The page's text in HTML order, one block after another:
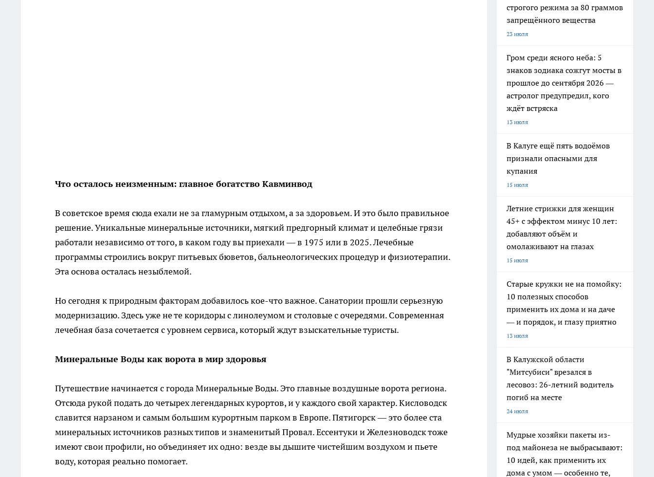
Что осталось неизменным: главное богатство Кавминвод
В советское время сюда ехали не за гламурным отдыхом, а за здоровьем. И это было правильное
решение. Уникальные минеральные источники, мягкий предгорный климат и целебные грязи
работали независимо от того, в каком году вы приехали — в 1975 или в 2025. Лечебные
программы строились вокруг питьевых бюветов, бальнеологических процедур и физиотерапии.
Эта основа осталась незыблемой.
Но сегодня к природным факторам добавилось кое-что важное. Санатории прошли серьезную
модернизацию. Здесь уже не те коридоры с линолеумом и столовые с очередями. Современная
лечебная база сочетается с уровнем сервиса, который ждут взыскательные туристы.
Минеральные Воды как ворота в мир здоровья
Путешествие начинается с города Минеральные Воды. Это главные воздушные ворота региона.
Отсюда рукой подать до четырех легендарных курортов, и у каждого свой характер. Кисловодск
славится нарзаном и самым большим курортным парком в Европе. Пятигорск — это более ста
минеральных источников разных типов и знаменитый Провал. Ессентуки и Железноводск тоже
имеют свои профили, но объединяет их одно: везде вы дышите чистейшим воздухом и пьете
воду, которая реально помогает.
строгого режима за 80 граммов
запрещённого вещества
23 июля
Гром среди ясного неба: 5
знаков зодиака сожгут мосты в
прошлое до сентября 2026 —
астролог предупредил, кого
ждёт встряска
13 июля
В Калуге ещё пять водоёмов
признали опасными для
купания
15 июля
Летние стрижки для женщин
45+ с эффектом минус 10 лет:
добавляют объём и
омолаживают на глазах
15 июля
Старые кружки не на помойку:
10 полезных способов
применить их дома и на даче
— и порядок, и глазу приятно
13 июля
В Калужской области
"Митсубиси" врезался в
лесовоз: 26-летний водитель
погиб на месте
24 июля
Мудрые хозяйки пакеты из-
под майонеза не выбрасывают:
10 идей, как применить их
дома с умом — особенно те,